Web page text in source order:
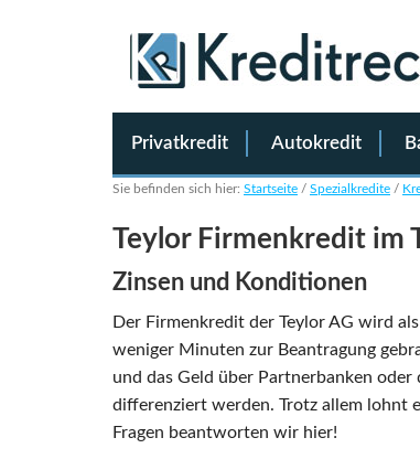
Privatkredit Autokredit
Sie befinden sich hier: Startseite / Spezialkredite /
Teylor Firmenkredit im
Zinsen und Konditionen
Der Firmenkredit der Teylor AG wird
weniger Minuten zur Beantragung
und das Geld über Partnerbanken
differenziert werden. Trotz allem lohnt
Fragen beantworten wir hier!